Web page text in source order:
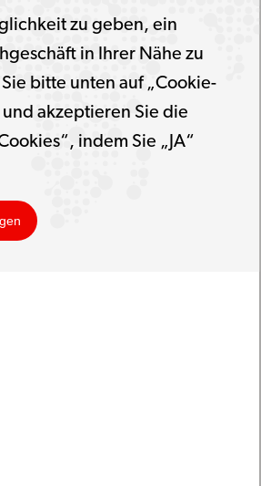
zu geben, ein
in Ihrer Nähe zu
bitte unten auf „Cookie-
akzeptieren Sie die
indem Sie „JA“